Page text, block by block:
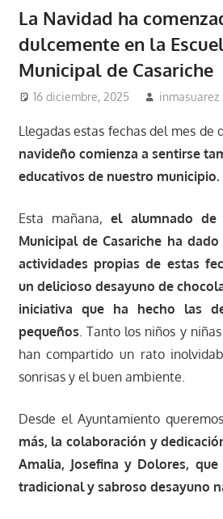
La Navidad ha
dulcemente en la
Municipal de Casariche
16 diciembre, 2025 inmasuarez
Llegadas estas fechas del mes de
navideño comienza a sentirse
educativos de nuestro municipio.
Esta mañana,el alumnado de
Municipal de Casariche ha
actividades propias de estas
un delicioso desayuno de
iniciativa que ha hecho las
pequeños. Tanto los niños y
han compartido un rato
sonrisas y el buen ambiente.
Desde el Ayuntamiento
más, la colaboración y
Amalia, Josefina y Dolores,
tradicional y sabroso desayuno